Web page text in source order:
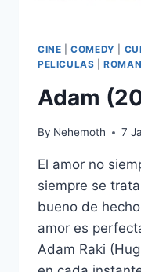
CINE |COMEDY
PELICULAS |
Adam
By Nehemoth 7
El amor no
siempre se
bueno de
amor es
Adam Raki